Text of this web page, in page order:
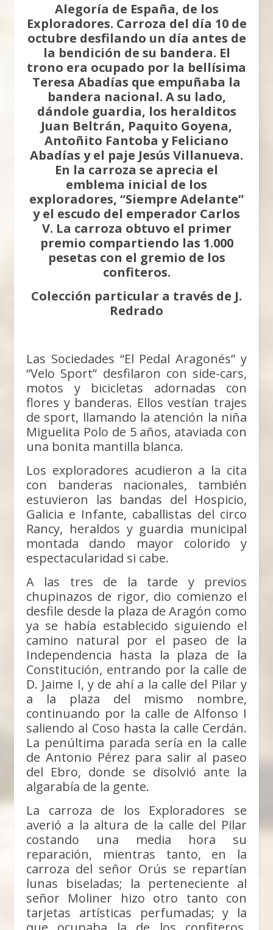
Alegoría de España, de los
Exploradores. Carroza del día 10 de
octubre desfilando un día antes de
la bendición de su bandera. El
trono era ocupado por la bellísima
Teresa Abadías que empuñaba la
bandera nacional. A su lado,
dándole guardia, los heralditos
Juan Beltrán, Paquito Goyena,
Antoñito Fantoba y Feliciano
Abadías y el paje Jesús Villanueva.
En la carroza se aprecia el
emblema inicial de los
exploradores, “Siempre Adelante”
y el escudo del emperador Carlos
V. La carroza obtuvo el primer
premio compartiendo las 1.000
pesetas con el gremio de los
confiteros.
Colección particular a través de J.
Redrado
Las Sociedades “El Pedal Aragonés” y
“Velo Sport” desfilaron con side-cars,
motos y bicicletas adornadas con
flores y banderas. Ellos vestían trajes
de sport, llamando la atención la niña
Miguelita Polo de 5 años, ataviada con
una bonita mantilla blanca.
Los exploradores acudieron a la cita
con banderas nacionales, también
estuvieron las bandas del Hospicio,
Galicia e Infante, caballistas del circo
Rancy, heraldos y guardia municipal
montada dando mayor colorido y
espectacularidad si cabe.
A las tres de la tarde y previos
chupinazos de rigor, dio comienzo el
desfile desde la plaza de Aragón como
ya se había establecido siguiendo el
camino natural por el paseo de la
Independencia hasta la plaza de la
Constitución, entrando por la calle de
D. Jaime I, y de ahí a la calle del Pilar y
a la plaza del mismo nombre,
continuando por la calle de Alfonso I
saliendo al Coso hasta la calle Cerdán.
La penúltima parada sería en la calle
de Antonio Pérez para salir al paseo
del Ebro, donde se disolvió ante la
algarabía de la gente.
La carroza de los Exploradores se
averió a la altura de la calle del Pilar
costando una media hora su
reparación, mientras tanto, en la
carroza del señor Orús se repartían
lunas biseladas; la perteneciente al
señor Moliner hizo otro tanto con
tarjetas artísticas perfumadas; y la